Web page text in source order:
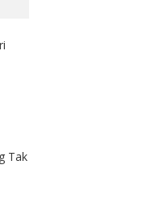
Tak